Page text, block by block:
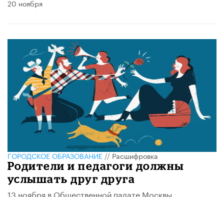
20 ноября
ГОРОДСКОЕ ОБРАЗОВАНИЕ//Расшифровка
Родители и педагоги должны
услышать друг друга
13 ноября в Общественной палате Москвы